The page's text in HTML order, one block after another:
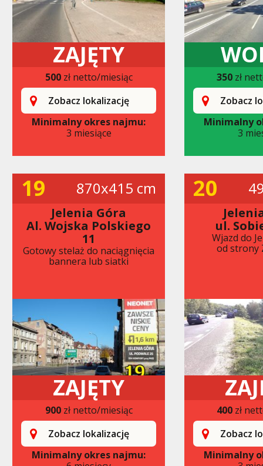
ZAJĘTY
500zł netto/miesiąc
Zobacz lokalizację
Minimalny okres najmu:
3 miesiące
350 zł
Zobacz
Minimalny
3
19 870x415 cm
Jelenia Góra
Al. Wojska Polskiego
11
Gotowy stelaż do naciągnięcia
bannera lub siatki
ZAJĘTY
900zł netto/miesiąc
Zobacz lokalizację
Minimalny okres najmu:
20
ul.
Wjazd do
od strony
400 zł
Zobacz
Minimalny